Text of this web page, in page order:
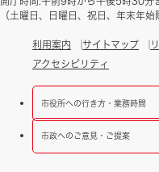
（土曜日、日曜日、祝日、年末年始
利用案内 サイトマップ
アクセシビリティ
市役所への行き方・業務時間
市政へのご意見・ご提案